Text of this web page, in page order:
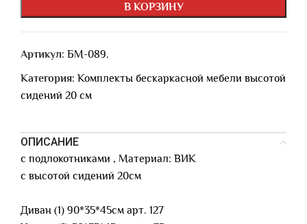
В КОРЗИНУ
Артикул: БМ-089.
Категория: Комплекты бескаркасной мебели высотой
сидений 20 см
ОПИСАНИЕ
с подлокотниками , Материал: ВИК
с высотой сидений 20см
Диван (1) 90*35*45см арт. 127